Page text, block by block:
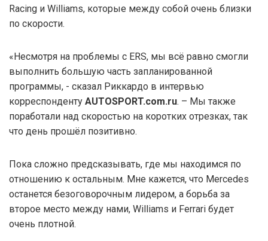
Racing и Williams, которые между собой очень близки
по скорости.
«Несмотря на проблемы с ERS, мы всё равно смогли
выполнить большую часть запланированной
программы, - сказал Риккардо в интервью
корреспонденту AUTOSPORT.com.ru. – Мы также
поработали над скоростью на коротких отрезках, так
что день прошёл позитивно.
Пока сложно предсказывать, где мы находимся по
отношению к остальным. Мне кажется, что Mercedes
останется безоговорочным лидером, а борьба за
второе место между нами, Williams и Ferrari будет
очень плотной.